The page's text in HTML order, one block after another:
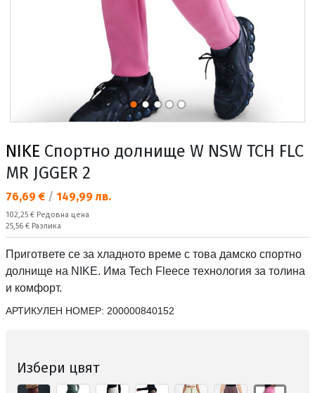
NIKE Спортно долнище W NSW TCH FLC
MR JGGER 2
Текуща цена:
76,69 € / 149,99 лв.
Редовна цена:
102,25 € Редовна цена
Спестявате:
25,56 € Разлика
Пригответе се за хладното време с това дамско спортно
долнище на NIKE. Има Tech Fleece технология за толина
и комфорт.
АРТИКУЛЕН НОМЕР: 200000840152
Избери цвят